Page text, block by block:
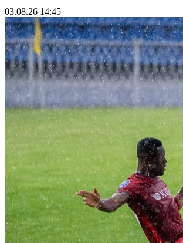
03.08.26 14:45